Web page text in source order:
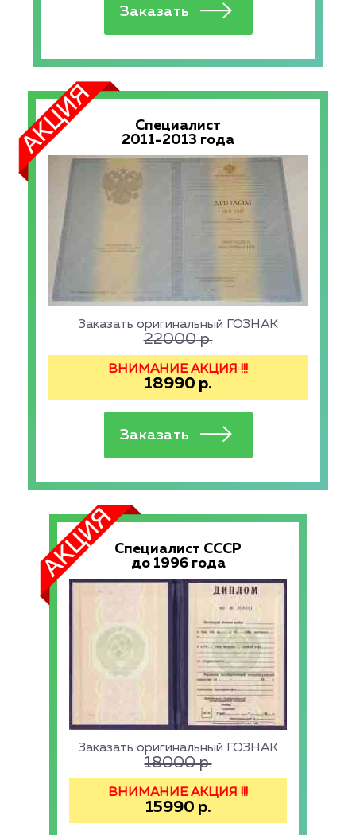
Специалист
2011-2013 года
Заказать оригинальный ГОЗНАК
22000р.
ВНИМАНИЕ АКЦИЯ !!!
18990 р.
Специалист СССР
до 1996 года
Заказать оригинальный ГОЗНАК
18000р.
ВНИМАНИЕ АКЦИЯ !!!
15990 р.